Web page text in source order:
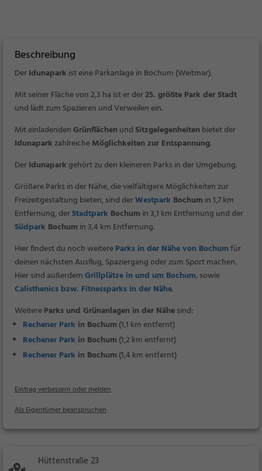
Beschreibung
DerIdunapark ist eine Parkanlage in Bochum (Weitmar).
Mit seiner Fläche von 2,3 ha ist er der25. größte Park der Stadt
und lädt zum Spazieren und Verweilen ein.
Mit einladendenGrünflächen undSitzgelegenheiten bietet der
IdunaparkzahlreicheMöglichkeiten zur Entspannung.
DerIdunapark gehört zu den kleineren Parks in der Umgebung.
Größere Parks in der Nähe, die vielfältigere Möglichkeiten zur
Freizeitgestaltung bieten, sind derWestpark Bochum in 1,7 km
Entfernung, derStadtpark Bochum in 3,1 km Entfernung und der
Südpark Bochum in 3,4 km Entfernung.
Hier findest du noch weitereParks in der Nähe von Bochumfür
deinen nächsten Ausflug, Spaziergang oder zum Sport machen.
Hier sind außerdemGrillplätze in und um Bochum, sowie
Calisthenics bzw. Fitnessparks in der Nähe.
WeitereParks und Grünanlagen in der Nähesind:
Rechener Park in Bochum (1,1 km entfernt)
Rechener Park in Bochum (1,2 km entfernt)
Rechener Park in Bochum (1,4 km entfernt)
Eintrag verbessern oder melden
Als Eigentümer beanspruchen
Hüttenstraße 23